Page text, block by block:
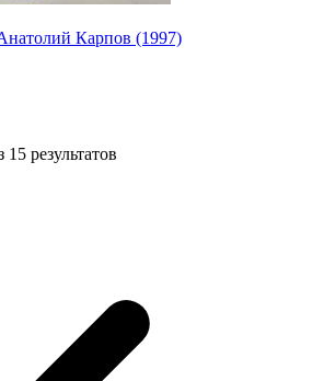
Карпов (1997)
15 результатов